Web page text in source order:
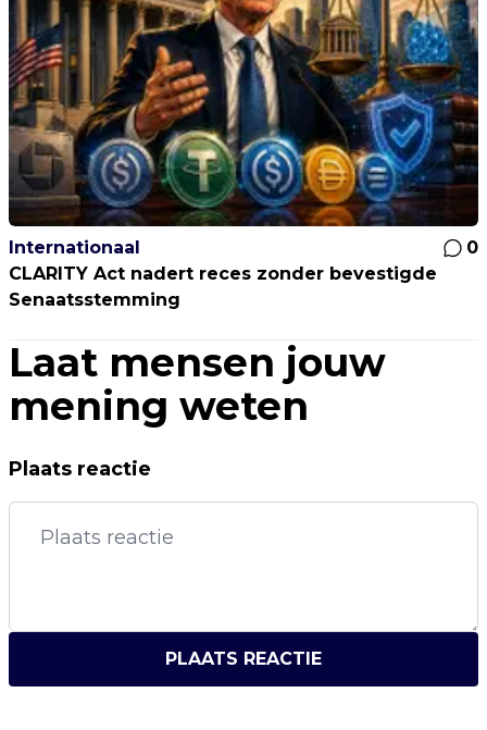
Internationaal
0
CLARITY Act nadert reces zonder bevestigde
Senaatsstemming
Laat mensen jouw
mening weten
Plaats reactie
PLAATS REACTIE